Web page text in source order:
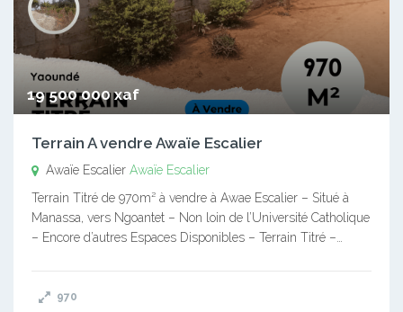
19 500 000 xaf
Terrain A vendre Awaïe Escalier
Awaïe Escalier Awaïe Escalier
Terrain Titré de 970m² à vendre à Awae Escalier – Situé à
Manassa, vers Ngoantet – Non loin de l’Université Catholique
– Encore d’autres Espaces Disponibles – Terrain Titré –…
970